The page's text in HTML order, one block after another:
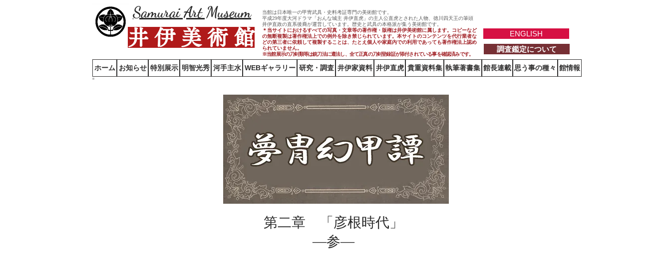
Samurai Art Museum
井 伊 美 術 館
当館は日本唯一の甲冑武具・史料考証専門の美術館です。
平成29年度大河ドラマ「おんな城主 井伊直虎」の主人公直虎とされた人物、徳川四天王の筆頭
井伊直政の直系後裔が運営しています。歴史と武具の本格派が集う美術館です。
＊当サイトにおけるすべての写真・文章等の著作権・版権は井伊美術館に属します。コピーなど
の無断複製は著作権法上での例外を除き禁じられています。本サイトのコンテンツを代行業者な
どの第三者に依頼して複製することは、たとえ個人や家庭内での利用であっても著作権法上認め
られていません。
※当館展示の刀剣類等は銃刀法に遵法し、​全て正真の刀剣登録証が添付されている事を確認済みです。
ENGLISH
調査鑑定について
ホーム お知らせ 特別展示 明智光秀 河手主水 WEBギャラリー 研究・調査 井伊家資料 井伊直虎 貴重資料集 執筆著書集 館長連載 思う事の種々 館情報
第二章 「彦根時代」
​—参—